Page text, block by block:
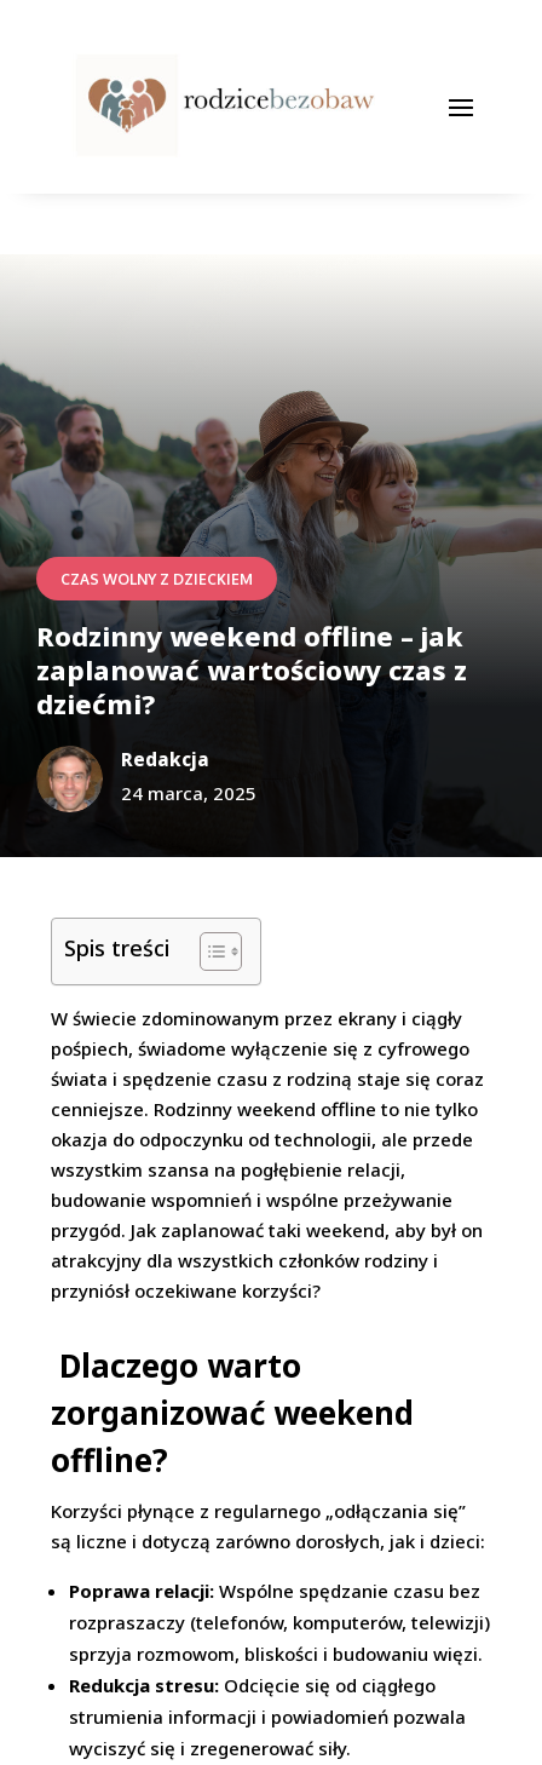
CZAS WOLNY Z DZIECKIEM
Rodzinny weekend offline – jak
zaplanować wartościowy czas z
dziećmi?
Redakcja
24 marca, 2025
Spis treści
W świecie zdominowanym przez ekrany i ciągły
pośpiech, świadome wyłączenie się z cyfrowego
świata i spędzenie czasu z rodziną staje się coraz
cenniejsze. Rodzinny weekend offline to nie tylko
okazja do odpoczynku od technologii, ale przede
wszystkim szansa na pogłębienie relacji,
budowanie wspomnień i wspólne przeżywanie
przygód. Jak zaplanować taki weekend, aby był on
atrakcyjny dla wszystkich członków rodziny i
przyniósł oczekiwane korzyści?
Dlaczego warto
zorganizować weekend
offline?
Korzyści płynące z regularnego „odłączania się”
są liczne i dotyczą zarówno dorosłych, jak i dzieci:
Poprawa relacji: Wspólne spędzanie czasu bez
rozpraszaczy (telefonów, komputerów, telewizji)
sprzyja rozmowom, bliskości i budowaniu więzi.
Redukcja stresu: Odcięcie się od ciągłego
strumienia informacji i powiadomień pozwala
wyciszyć się i zregenerować siły.